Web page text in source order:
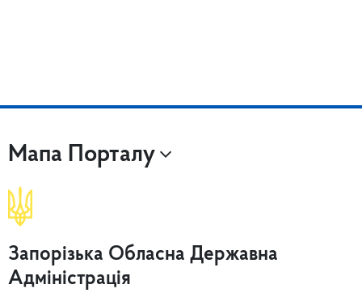
Мапа Порталу
Запорізька Обласна Державна
Адміністрація